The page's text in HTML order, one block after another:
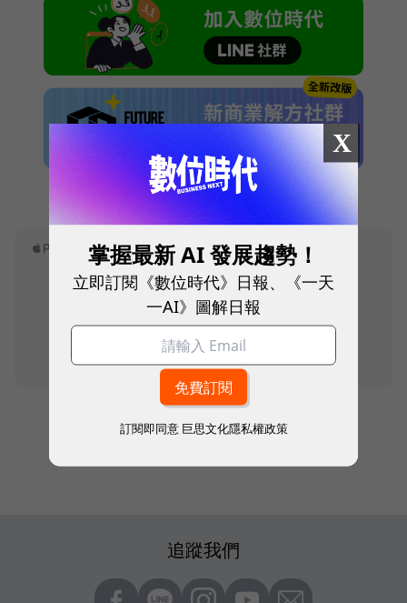
本網站內容未經允許，不得轉載。
追蹤我們
X
掌握最新 AI 發展趨勢！
立即訂閱《數位時代》日報、《一天
一AI》圖解日報
訂閱即同意 巨思文化隱私權政策